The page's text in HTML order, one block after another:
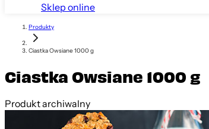
Sklep online
Produkty
Ciastka Owsiane 1000 g
Ciastka Owsiane 1000 g
Produkt archiwalny